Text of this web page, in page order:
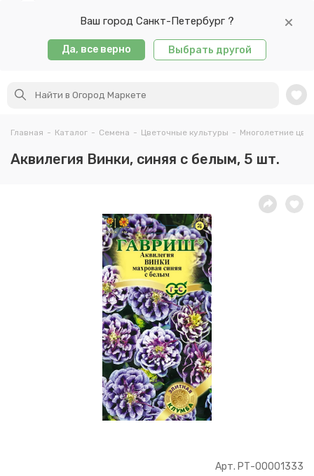
Ваш город Санкт-Петербург ?
Да, все верно Выбрать другой
Главная - Каталог - Семена - Цветочные культуры - Многолетние
Аквилегия Винки, синяя с белым, 5 шт.
Арт. РТ-00001333